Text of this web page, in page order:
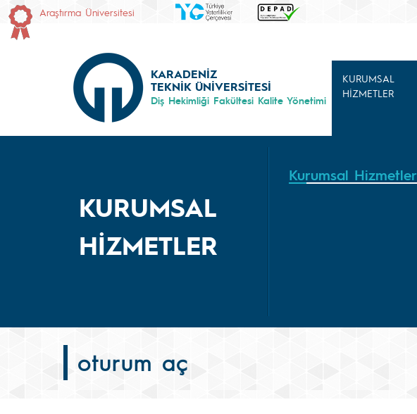
Araştırma Üniversitesi
KARADENİZ
TEKNİK ÜNİVERSİTESİ
Diş Hekimliği Fakültesi Kalite Yönetimi
KURUMSAL
HİZMETLER
KURUMSAL
HİZMETLER
Kurumsal Hizmetler
oturum aç